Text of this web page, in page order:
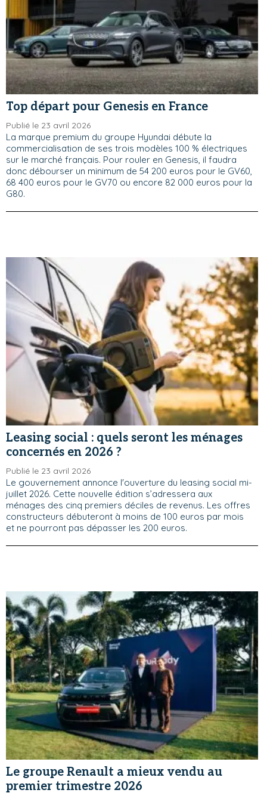
Top départ pour Genesis en France
Publié le 23 avril 2026
La marque premium du groupe Hyundai débute la
commercialisation de ses trois modèles 100 % électriques
sur le marché français. Pour rouler en Genesis, il faudra
donc débourser un minimum de 54 200 euros pour le GV60,
68 400 euros pour le GV70 ou encore 82 000 euros pour la
G80.
Leasing social : quels seront les ménages
concernés en 2026 ?
Publié le 23 avril 2026
Le gouvernement annonce l'ouverture du leasing social mi-
juillet 2026. Cette nouvelle édition s’adressera aux
ménages des cinq premiers déciles de revenus. Les offres
constructeurs débuteront à moins de 100 euros par mois
et ne pourront pas dépasser les 200 euros.
Le groupe Renault a mieux vendu au
premier trimestre 2026